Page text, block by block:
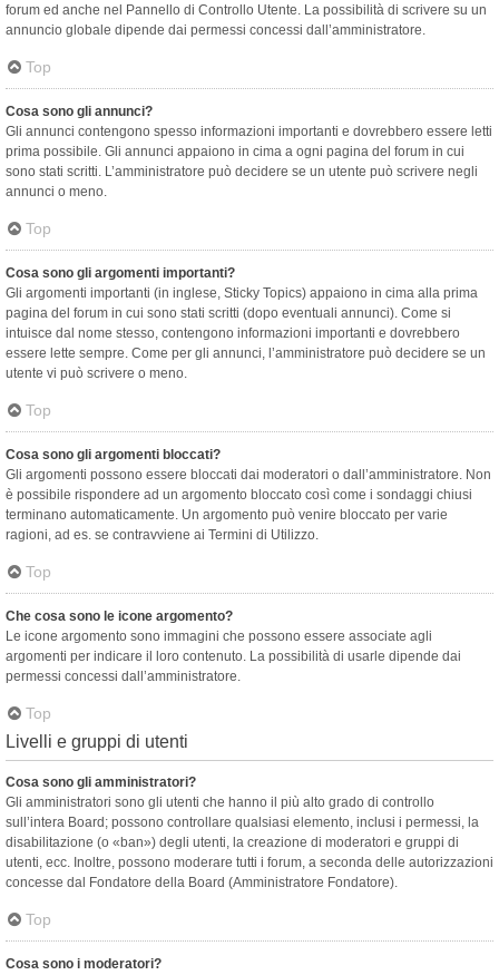
forum ed anche nel Pannello di Controllo Utente. La possibilità di scrivere su un
annuncio globale dipende dai permessi concessi dall’amministratore.
Top
Cosa sono gli annunci?
Gli annunci contengono spesso informazioni importanti e dovrebbero essere letti
prima possibile. Gli annunci appaiono in cima a ogni pagina del forum in cui
sono stati scritti. L’amministratore può decidere se un utente può scrivere negli
annunci o meno.
Top
Cosa sono gli argomenti importanti?
Gli argomenti importanti (in inglese, Sticky Topics) appaiono in cima alla prima
pagina del forum in cui sono stati scritti (dopo eventuali annunci). Come si
intuisce dal nome stesso, contengono informazioni importanti e dovrebbero
essere lette sempre. Come per gli annunci, l’amministratore può decidere se un
utente vi può scrivere o meno.
Top
Cosa sono gli argomenti bloccati?
Gli argomenti possono essere bloccati dai moderatori o dall’amministratore. Non
è possibile rispondere ad un argomento bloccato così come i sondaggi chiusi
terminano automaticamente. Un argomento può venire bloccato per varie
ragioni, ad es. se contravviene ai Termini di Utilizzo.
Top
Che cosa sono le icone argomento?
Le icone argomento sono immagini che possono essere associate agli
argomenti per indicare il loro contenuto. La possibilità di usarle dipende dai
permessi concessi dall’amministratore.
Top
Livelli e gruppi di utenti
Cosa sono gli amministratori?
Gli amministratori sono gli utenti che hanno il più alto grado di controllo
sull’intera Board; possono controllare qualsiasi elemento, inclusi i permessi, la
disabilitazione (o «ban») degli utenti, la creazione di moderatori e gruppi di
utenti, ecc. Inoltre, possono moderare tutti i forum, a seconda delle autorizzazioni
concesse dal Fondatore della Board (Amministratore Fondatore).
Top
Cosa sono i moderatori?